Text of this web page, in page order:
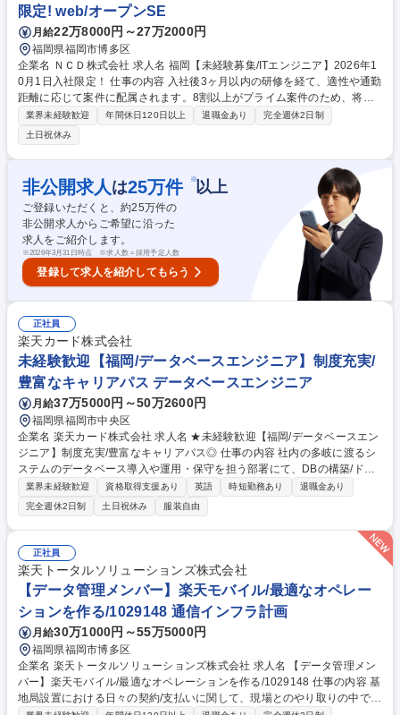
限定! web/オープンSE
月給22万8000円～27万2000円
福岡県福岡市博多区
企業名 ＮＣＤ株式会社 求人名 福岡【未経験募集/ITエンジニア】2026年1
0月1日入社限定！ 仕事の内容 入社後3ヶ月以内の研修を経て、適性や通勤
距離に応じて案件に配属されます。8割以上がプライム案件のため、将来
的には上流工程や要件定義に携わることができ、市場価値の高いエンジニ
アになることが可能です。 ★未経験エンジニアを多数採用してきた実績あ
る育成プログラムで安心/入社後のステップ（例）★ 1～3か月目：丁寧なI
T基礎研修で、「ITの基礎知識から現場で役立つ実践的なスキルを習得」 4
か月目以降：配属先でチームの一員として参画。運用補助業務に参加 1～
2年目：小規模機能の設計・開発・運用を担当 3年目以降：上流工程（要
件定義・設計）やチームリーダーに挑戦可能 募集職種 福岡【未経験募集/I
Tエンジニア】2026年10月1日入社限定！
業界未経験歓迎 年間休日120日以上 退職金あり
完全週休2日制
土日祝休み
非公開求人 は25万件 ※以上
ご登録いただくと、約25万件の
非公開求人からご希望に沿った
求人をご紹介します。
※2026年3月31日時点 ※求人数＝採用予定人数
登録して求人を紹介してもらう
正社員
楽天カード株式会社
未経験歓迎【福岡/データベースエンジニア】制度充実/
豊富なキャリアパス データベースエンジニア
月給37万5000円～50万2600円
福岡県福岡市中央区
企業名 楽天カード株式会社 求人名 ★未経験歓迎【福岡/データベースエン
ジニア】制度充実/豊富なキャリアパス◎ 仕事の内容 社内の多岐に渡るシ
ステムのデータベース導入や運用・保守を担う部署にて、DBの構築/ドキ
ュメント作成/テスト/データ分析などをお任せします。OJTを通して各業
務に関する知識を習得し、以下業務の一部を担当します 【業務内容】■プ
ロジェクトの進捗管理、品質管理、リスク管理 ■要件定義（起案支援）、
環境構築、テーブル設計/SQLレビュー、データメンテナンス、STGスキー
マ・データ管理に関する技術的な指導・サポート ■DB監視・管理、障害対
応・予防活動、パッチ計画・適用、HW障害対応に関する技術的な指導・
サポート ■関係部署との連携、調整 ■業務プロセスの改善、効率化 ■チー
ム全体の技術力向上 募集職種 ★未経験歓迎【福岡/データベースエンジニ
ア】制度充実/豊富なキャリアパス◎
業界未経験歓迎 資格取得支援あり 英語 時短勤務あり
退職金あり
完全週休2日制
土日祝休み 服装自由
正社員
楽天トータルソリューションズ株式会社
【データ管理メンバー】楽天モバイル/最適なオペレー
ションを作る/1029148 通信インフラ計画
月給30万1000円～55万5000円
福岡県福岡市博多区
企業名 楽天トータルソリューションズ株式会社 求人名 【データ管理メン
バー】楽天モバイル/最適なオペレーションを作る/1029148 仕事の内容 基
地局設置における日々の契約/支払いに関して、現場とのやり取りの中で、